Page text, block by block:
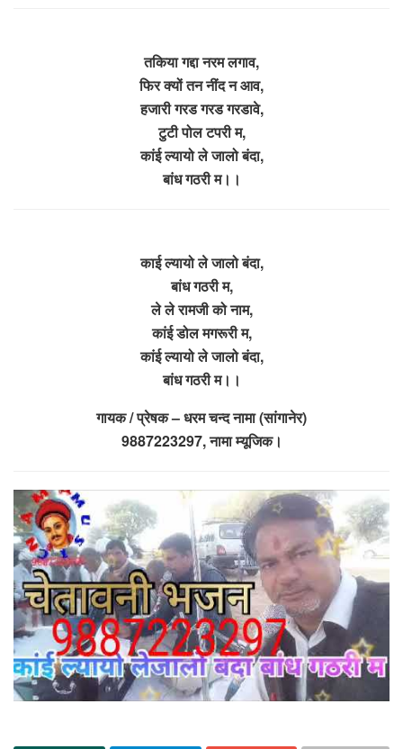
तकिया गद्दा नरम लगाव,
फिर क्यों तन नींद न आव,
हजारी गरड गरड गरडावे,
टुटी पोल टपरी म,
कांई ल्यायो ले जालो बंदा,
बांध गठरी म।।
काई ल्यायो ले जालो बंदा,
बांध गठरी म,
ले ले रामजी को नाम,
कांई डोल मगरूरी म,
कांई ल्यायो ले जालो बंदा,
बांध गठरी म।।
गायक / प्रेषक – धरम चन्द नामा (सांगानेर)
9887223297, नामा म्यूजिक।